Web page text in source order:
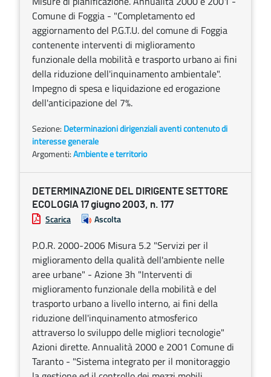
Comune di Foggia - "Completamento ed
aggiornamento del P.G.T.U. del comune di Foggia
contenente interventi di miglioramento
funzionale della mobilità e trasporto urbano ai fini
della riduzione dell'inquinamento ambientale".
Impegno di spesa e liquidazione ed erogazione
dell'anticipazione del 7%.
Sezione: Determinazioni dirigenziali aventi contenuto di
interesse generale
Argomenti:Ambiente e territorio
DETERMINAZIONE DEL DIRIGENTE SETTORE
ECOLOGIA 17 giugno 2003, n. 177
Scarica Ascolta
P.O.R. 2000-2006 Misura 5.2 "Servizi per il
miglioramento della qualità dell'ambiente nelle
aree urbane" - Azione 3h "Interventi di
miglioramento funzionale della mobilità e del
trasporto urbano a livello interno, ai fini della
riduzione dell'inquinamento atmosferico
attraverso lo sviluppo delle migliori tecnologie"
Azioni dirette. Annualità 2000 e 2001 Comune di
Taranto - "Sistema integrato per il monitoraggio